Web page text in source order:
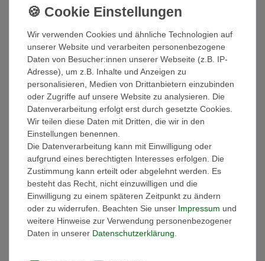
Weitere Details
EU-Verantwortlicher
Hersteller
Ausstattung:
- Die Handtücher sind gewebt und besonders saugstark!
- Materialzusammensetztung: 100% Baumwolle
- Griffiges Volumen
- Sanfter Massageeffekt
- Hautsympathisch und Strapazierfähig
- Hochwertige dekorative Bordüre im klassischen Design mit
breitem Abschluss
Wir verwenden Cookies und ähnliche Technologien auf
unserer Website und verarbeiten personenbezogene
Daten von Besucher:innen unserer Webseite (z.B. IP-
Adresse), um z.B. Inhalte und Anzeigen zu
personalisieren, Medien von Drittanbietern einzubinden
oder Zugriffe auf unsere Website zu analysieren. Die
Datenverarbeitung erfolgt erst durch gesetzte Cookies.
Wir teilen diese Daten mit Dritten, die wir in den
Einstellungen benennen.
Die Datenverarbeitung kann mit Einwilligung oder
aufgrund eines berechtigten Interesses erfolgen. Die
Zustimmung kann erteilt oder abgelehnt werden. Es
besteht das Recht, nicht einzuwilligen und die
Einwilligung zu einem späteren Zeitpunkt zu ändern
oder zu widerrufen. Beachten Sie unser Impressum und
weitere Hinweise zur Verwendung personenbezogener
Daten in unserer Daten­schutz­erklärung.